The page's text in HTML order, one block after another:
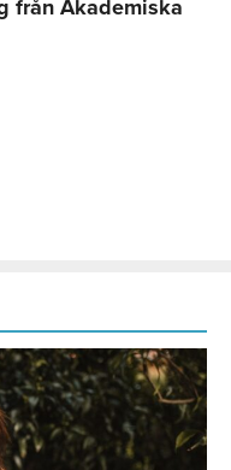
från Akademiska